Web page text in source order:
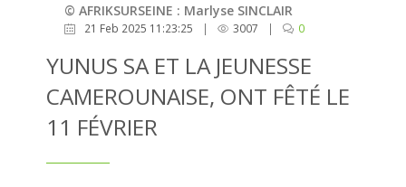
© AFRIKSURSEINE : Marlyse SINCLAIR
21 Feb 2025 11:23:25 | 3007 | 0
YUNUS SA ET LA JEUNESSE
CAMEROUNAISE, ONT FÊTÉ LE
11 FÉVRIER